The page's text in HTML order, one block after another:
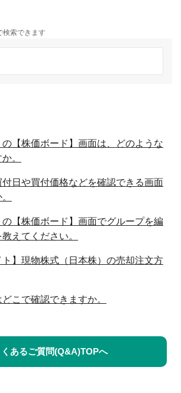
検索できます
【株価ボード】画面は、どのような
。
日や買付価格などを確認できる画面
【株価ボード】画面でグループを編
えてください。
ト】現物株式（日本株）の売却注文方
こで確認できますか。
くあるご質問(Q&A)TOPへ